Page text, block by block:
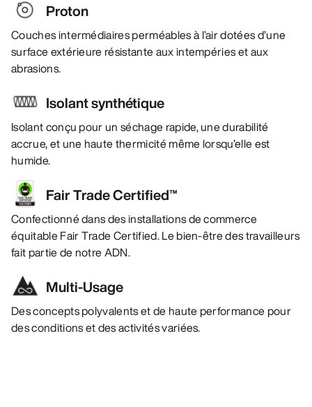
Proton
Couches intermédiaires perméables à l’air dotées d’une
surface extérieure résistante aux intempéries et aux
abrasions.
Isolant synthétique
Isolant conçu pour un séchage rapide, une durabilité
accrue, et une haute thermicité même lorsqu’elle est
humide.
Fair Trade Certified™
Confectionné dans des installations de commerce
équitable Fair Trade Certified. Le bien-être des travailleurs
fait partie de notre ADN.
Multi-Usage
Des concepts polyvalents et de haute performance pour
des conditions et des activités variées.